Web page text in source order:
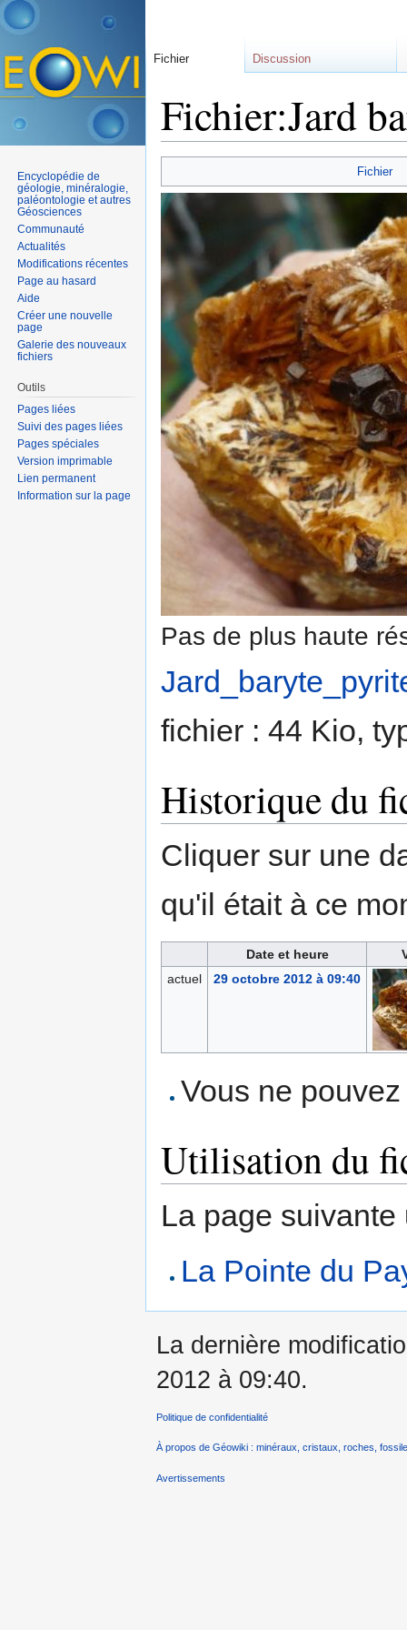
Fichier:Jard
Fichier
Pas de plus haute
fichier : 44 Kio,
Historique du
Cliquer sur une
qu'il était à ce
Date et heure
actuel
29 octobre 2012 à 09:40
Vous ne
Utilisation du
La page
La Pointe du
Fichier Discussion
Encyclopédie de
géologie, minéralogie,
paléontologie et autres
Géosciences
Communauté
Actualités
Modifications récentes
Page au hasard
Aide
Créer une nouvelle
page
Galerie des nouveaux
fichiers
Outils
Pages liées
Suivi des pages liées
Pages spéciales
Version imprimable
Lien permanent
Information sur la page
La dernière
2012 à 09:40.
Politique de confidentialité
À propos de Géowiki : minéraux, cristaux, roches,
Avertissements